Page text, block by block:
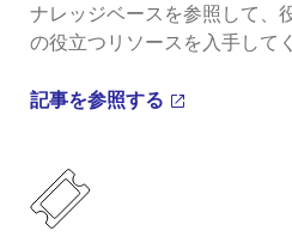
ナレッジベースを参照して、
の役立つリソースを入手して
記事を参照する